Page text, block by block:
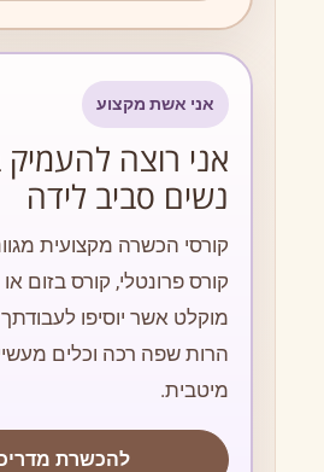
אני אשת מקצוע
אני רוצה להעמיק
נשים סביב לידה
קורסי הכשרה מקצועית
קורס פרונטלי, קורס בזום או
מוקלט אשר יוסיפו לעבודתך
הרות שפה רכה וכלים
מיטבית.
להכשרת